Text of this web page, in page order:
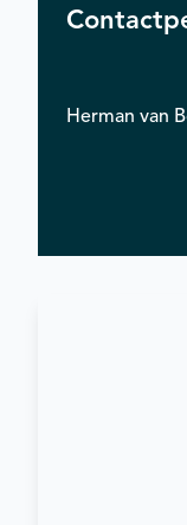
Herman van